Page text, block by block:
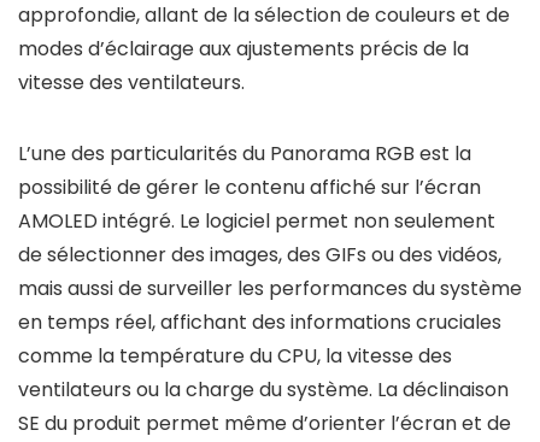
approfondie, allant de la sélection de couleurs et de
modes d’éclairage aux ajustements précis de la
vitesse des ventilateurs.
L’une des particularités du Panorama RGB est la
possibilité de gérer le contenu affiché sur l’écran
AMOLED intégré. Le logiciel permet non seulement
de sélectionner des images, des GIFs ou des vidéos,
mais aussi de surveiller les performances du système
en temps réel, affichant des informations cruciales
comme la température du CPU, la vitesse des
ventilateurs ou la charge du système. La déclinaison
SE du produit permet même d’orienter l’écran et de